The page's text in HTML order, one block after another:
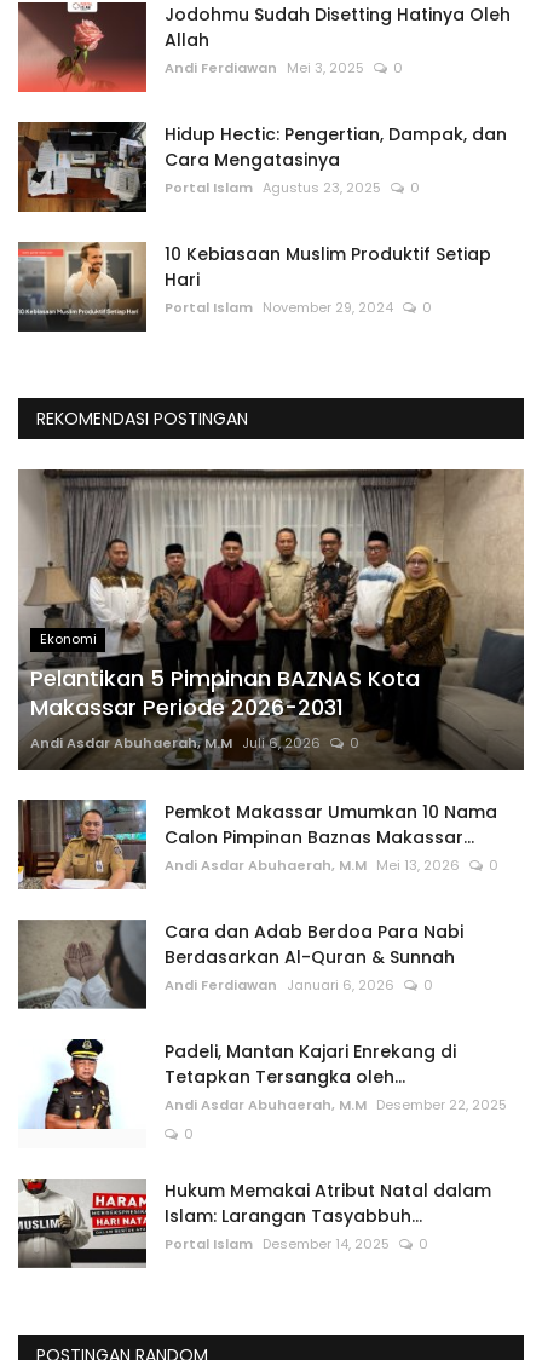
Jodohmu Sudah Disetting Hatinya Oleh
Allah
Andi Ferdiawan Mei 3, 2025 0
Hidup Hectic: Pengertian, Dampak, dan
Cara Mengatasinya
Portal Islam Agustus 23, 2025 0
10 Kebiasaan Muslim Produktif Setiap
Hari
Portal Islam November 29, 2024 0
REKOMENDASI POSTINGAN
Ekonomi
Pelantikan 5 Pimpinan BAZNAS Kota
Makassar Periode 2026-2031
Andi Asdar Abuhaerah, M.M Juli 6, 2026 0
Pemkot Makassar Umumkan 10 Nama
Calon Pimpinan Baznas Makassar...
Andi Asdar Abuhaerah, M.M Mei 13, 2026 0
Cara dan Adab Berdoa Para Nabi
Berdasarkan Al-Quran & Sunnah
Andi Ferdiawan Januari 6, 2026 0
Padeli, Mantan Kajari Enrekang di
Tetapkan Tersangka oleh...
Andi Asdar Abuhaerah, M.M Desember 22, 2025
0
Hukum Memakai Atribut Natal dalam
Islam: Larangan Tasyabbuh...
Portal Islam Desember 14, 2025 0